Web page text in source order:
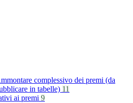
complessivo dei premi (da
in tabelle) 11
ai premi 9